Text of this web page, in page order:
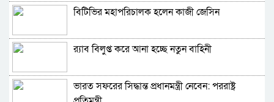
বাংলাদেশ থেকে আসা হিন্দু-বৌদ্ধ-খ্রিস্টানরা
চলতি সপ্তাহে ইরানে ভয়াবহ হামলার প্রস্তুতি নিচ্ছে
প্রধানমন্ত্রী নাকি, বিমসটেকের সভাপতি হিসেবে তারেক
বিটিভির মহাপরিচালক হলেন কাজী জেসিন
র‍্যাব বিলুপ্ত করে আনা হচ্ছে নতুন বাহিনী
ভারত সফরের সিদ্ধান্ত প্রধানমন্ত্রী নেবেন: পররাষ্ট্র